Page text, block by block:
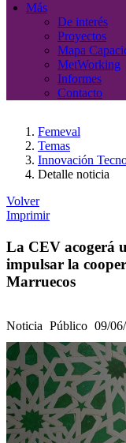
Más
De interés
Proyectos
Mapa
MetWorking
Informes
Contacto
Femeval
Temas
Innovación
Detalle noticia
Volver
Imprimir
La CEV acogerá
impulsar la
Marruecos
Noticia Público 09/